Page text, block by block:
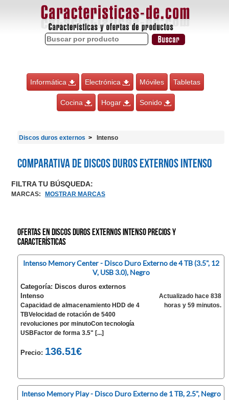
Informática Electrónica Móviles Tabletas
Cocina Hogar Sonido
Discos duros externos Intenso
Comparativa de Discos duros externos Intenso
FILTRA TU BÚSQUEDA:
MARCAS: MOSTRAR MARCAS
Ofertas en Discos duros externos Intenso precios y
características
Intenso Memory Center - Disco Duro Externo de 4 TB (3.5", 12
V, USB 3.0), Negro
Categoría: Discos duros externos
Intenso
Capacidad de almacenamiento HDD de 4
TBVelocidad de rotación de 5400
revoluciones por minutoCon tecnología
USBFactor de forma 3.5" [...]
Precio: 136.51€
Actualizado hace 838
horas y 59 minutos.
Intenso Memory Play - Disco Duro Externo de 1 TB, 2.5", Negro